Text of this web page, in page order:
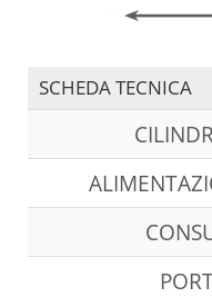
SCHEDA TECNICA